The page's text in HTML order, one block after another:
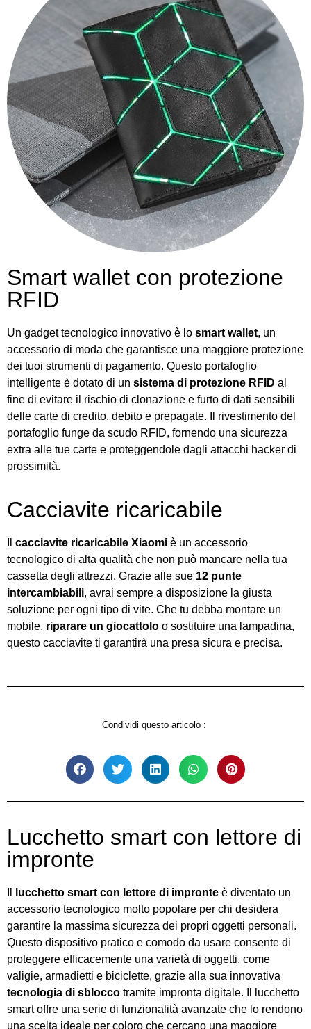
Smart wallet con protezione
RFID
Un gadget tecnologico innovativo è lo smart wallet, un
accessorio di moda che garantisce una maggiore protezione
dei tuoi strumenti di pagamento. Questo portafoglio
intelligente è dotato di un sistema di protezione RFID al
fine di evitare il rischio di clonazione e furto di dati sensibili
delle carte di credito, debito e prepagate. Il rivestimento del
portafoglio funge da scudo RFID, fornendo una sicurezza
extra alle tue carte e proteggendole dagli attacchi hacker di
prossimità.
Cacciavite ricaricabile
cacciavite ricaricabile Xiaomi è un accessorio
tecnologico di alta qualità che non può mancare nella tua
cassetta degli attrezzi. Grazie alle sue 12 punte
intercambiabili, avrai sempre a disposizione la giusta
soluzione per ogni tipo di vite. Che tu debba montare un
mobile, riparare un giocattolo o sostituire una lampadina,
questo cacciavite ti garantirà una presa sicura e precisa.
Condividi questo articolo :
Lucchetto smart con lettore di
impronte
lucchetto smart con lettore di impronte è diventato un
accessorio tecnologico molto popolare per chi desidera
garantire la massima sicurezza dei propri oggetti personali.
Questo dispositivo pratico e comodo da usare consente di
proteggere efficacemente una varietà di oggetti, come
valigie, armadietti e biciclette, grazie alla sua innovativa
tecnologia di sblocco tramite impronta digitale. Il lucchetto
smart offre una serie di funzionalità avanzate che lo rendono
una scelta ideale per coloro che cercano una maggiore